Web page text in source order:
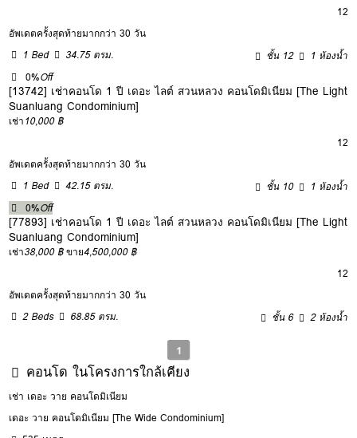
12
อัพเดตครั้งสุดท้ายมากกว่า 30 วัน
1 Bed
34.75 ตรม. ชั้น 12
1 ห้องน้ำ
0%Off
[13742] เช่าคอนโด 1 ปี เดอะ ไลต์ สวนหลวง คอนโดมิเนียม [The Light
Suanluang Condominium]
เช่า10,000 ฿
12
อัพเดตครั้งสุดท้ายมากกว่า 30 วัน
1 Bed
42.15 ตรม. ชั้น 10
1 ห้องน้ำ
0%Off
[77893] เช่าคอนโด 1 ปี เดอะ ไลต์ สวนหลวง คอนโดมิเนียม [The Light
Suanluang Condominium]
เช่า38,000 ฿ ขาย4,500,000 ฿
12
อัพเดตครั้งสุดท้ายมากกว่า 30 วัน
2 Beds
68.85 ตรม. ชั้น 6 2 ห้องน้ำ
1
คอนโด ในโครงการใกล้เคียง
เช่า เดอะ วาย คอนโดมิเนียม
เดอะ วาย คอนโดมิเนียม [The Wide Condominium]